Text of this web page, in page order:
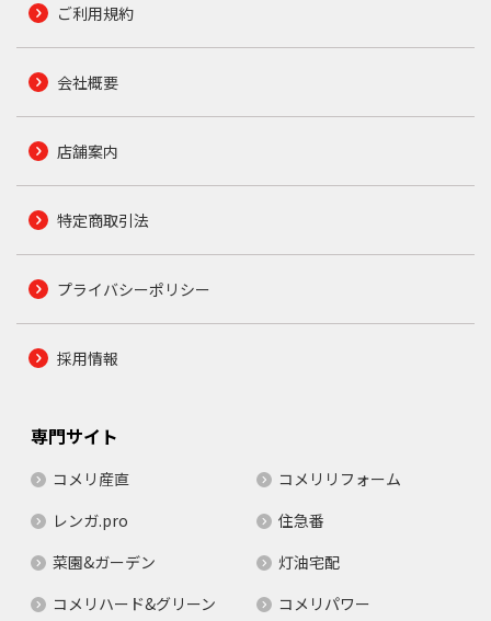
ご利用規約
会社概要
店舗案内
特定商取引法
プライバシーポリシー
採用情報
専門サイト
コメリ産直
コメリリフォーム
レンガ.pro
住急番
菜園&ガーデン
灯油宅配
コメリハード&グリーン
コメリパワー